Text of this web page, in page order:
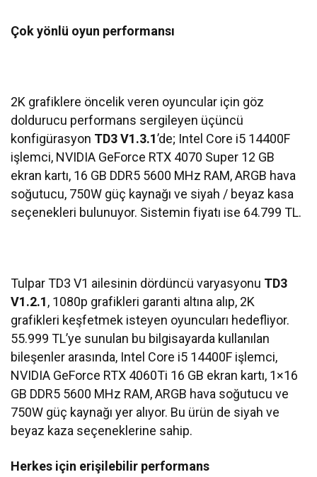
Çok yönlü oyun performansı
2K grafiklere öncelik veren oyuncular için göz
doldurucu performans sergileyen üçüncü
konfigürasyon TD3 V1.3.1’de; Intel Core i5 14400F
işlemci, NVIDIA GeForce RTX 4070 Super 12 GB
ekran kartı, 16 GB DDR5 5600 MHz RAM, ARGB hava
soğutucu, 750W güç kaynağı ve siyah / beyaz kasa
seçenekleri bulunuyor. Sistemin fiyatı ise 64.799 TL.
Tulpar TD3 V1 ailesinin dördüncü varyasyonu TD3
V1.2.1, 1080p grafikleri garanti altına alıp, 2K
grafikleri keşfetmek isteyen oyuncuları hedefliyor.
55.999 TL’ye sunulan bu bilgisayarda kullanılan
bileşenler arasında, Intel Core i5 14400F işlemci,
NVIDIA GeForce RTX 4060Ti 16 GB ekran kartı, 1×16
GB DDR5 5600 MHz RAM, ARGB hava soğutucu ve
750W güç kaynağı yer alıyor. Bu ürün de siyah ve
beyaz kaza seçeneklerine sahip.
Herkes için erişilebilir performans